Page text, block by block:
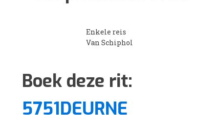
Enkele reis
Van Schiphol
Boek deze rit:
5751DEURNE